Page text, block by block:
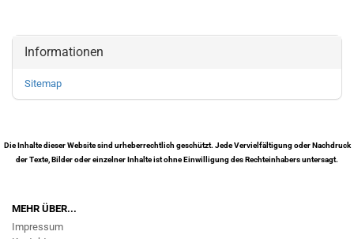
Informationen
Sitemap
Die Inhalte dieser Website sind urheberrechtlich geschützt. Jede Vervielfältigung oder Nachdruck
der Texte, Bilder oder einzelner Inhalte ist ohne Einwilligung des Rechteinhabers untersagt.
MEHR ÜBER...
Impressum